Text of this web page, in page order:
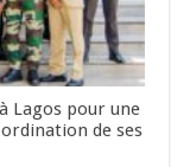
Lagos pour une
de ses